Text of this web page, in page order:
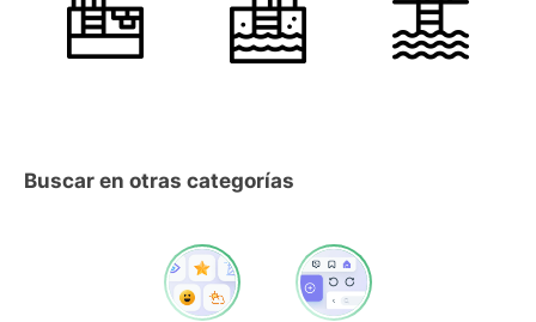
Buscar en otras categorías